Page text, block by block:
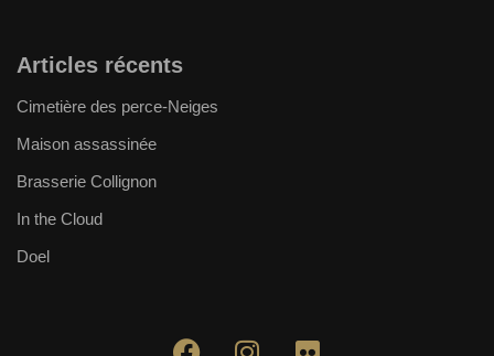
Articles récents
Cimetière des perce-Neiges
Maison assassinée
Brasserie Collignon
In the Cloud
Doel